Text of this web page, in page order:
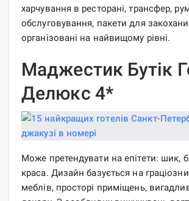
харчування в ресторані, трансфер,
обслуговування, пакети для
організовані на найвищому рівні.
Маджестик Бутік
Делюкс 4*
Може претендувати на епітети: шик,
краса. Дизайн базується на
меблів, просторі приміщень,